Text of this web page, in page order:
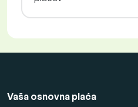
Vaša osnovna plaća